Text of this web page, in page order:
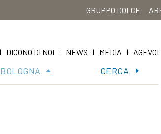
GRUPPO DOLCE
| DICONO DI NOI | NEWS | MEDIA |
BOLOGNA CERCA